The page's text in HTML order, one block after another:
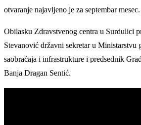
otvaranje najavljeno je za septembar mesec.
Obilasku Zdravstvenog centra u Surdulici
Stevanović državni sekretar u Ministarstvu
saobraćaja i infrastrukture i predsednik
Banja Dragan Sentić.